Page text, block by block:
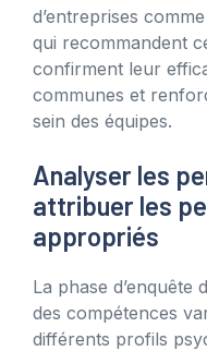
d’entreprises
qui recommandent
confirment leur
communes et
sein des équipes.
Analyser les
attribuer les
appropriés
La phase d’enquête
des compétences
différents profils